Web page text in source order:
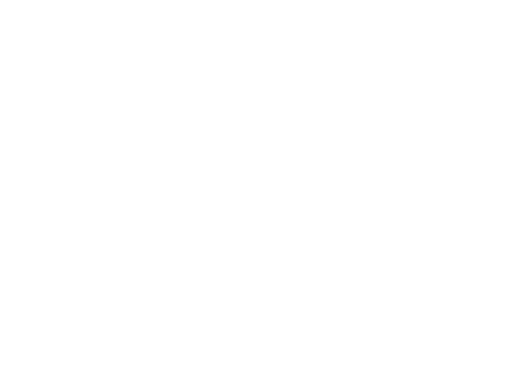
nos espera en 2026? En este panel de apertura de MERGE
los hitos de 2025 —MiCA, GENIUS Act, all-time highs de
viene: web agéntica, tokenización masiva y nuevos
Unicaja, Cardano Foundation y Tether.